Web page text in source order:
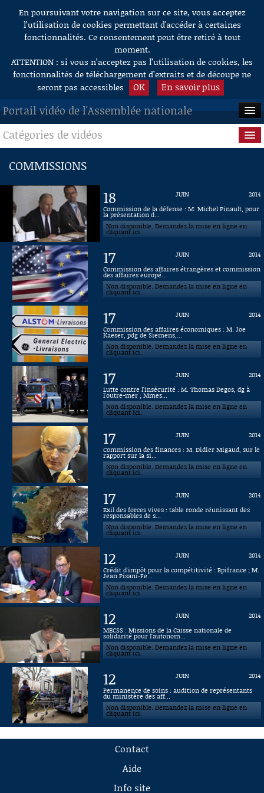
Aller au contenu
En poursuivant votre navigation sur ce site, vous acceptez
l’utilisation de cookies permettant d'accéder à certaines
fonctionnalités. Ce consentement peut être retiré à tout
moment.
ATTENTION : si vous n’acceptez pas l’utilisation de cookies, les
fonctionnalités de téléchargement d’extraits et de découpe ne
seront pas accessibles
OK En savoir plus
Portail vidéo de l'Assemblée nationale
ACCUEIL
EN DIRECT
À LA DEMANDE
RECHERCHE
AIDE À LA DÉCOUPE
DE VIDÉOS
Catégories de vidéos
Questions au Gouvernement
Commissions
Présidence
Évènements
Connaissance, Histoire
COMMISSIONS
18 JUIN
2014
Commission de la défense : M. Michel Pinault, pour
la présentation d...
Non disponible. Demandez la mise en ligne en
cliquant ici.
17 JUIN
2014
Commission des affaires étrangères et commission
des affaires europé...
Non disponible. Demandez la mise en ligne en
cliquant ici.
17 JUIN
2014
Commission des affaires économiques : M. Joe
Kaeser, pdg de Siemens,...
Non disponible. Demandez la mise en ligne en
cliquant ici.
17 JUIN
2014
Lutte contre l'insécurité : M. Thomas Degos, dg à
l'outre-mer ; Mmes...
Non disponible. Demandez la mise en ligne en
cliquant ici.
17 JUIN
2014
Commission des finances : M. Didier Migaud, sur le
rapport sur la si...
Non disponible. Demandez la mise en ligne en
cliquant ici.
17 JUIN
2014
Exil des forces vives : table ronde réunissant des
responsables de s...
Non disponible. Demandez la mise en ligne en
cliquant ici.
12 JUIN
2014
Crédit d'impôt pour la compétitivité : Bpifrance ; M.
Jean Pisani-Fe...
Non disponible. Demandez la mise en ligne en
cliquant ici.
12 JUIN
2014
MECSS : Missions de la Caisse nationale de
solidarité pour l'autonom...
Non disponible. Demandez la mise en ligne en
cliquant ici.
12 JUIN
2014
Permanence de soins : audition de représentants
du ministère des aff...
Non disponible. Demandez la mise en ligne en
cliquant ici.
Contact
Aide
Info site